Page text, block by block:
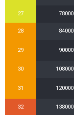
27 78000
28 84000
29 90000
30 108000
31 120000
32 138000